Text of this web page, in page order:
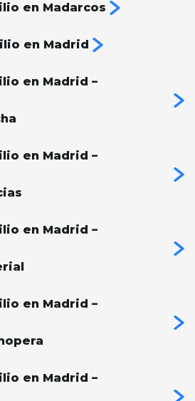
en Madarcos
en Madrid
en Madrid –
en Madrid –
en Madrid –
en Madrid –
en Madrid –